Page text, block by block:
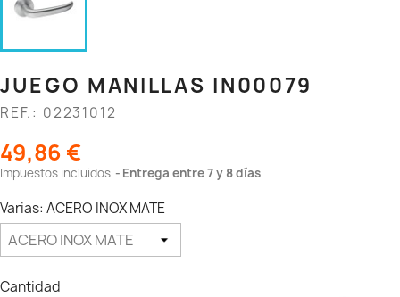
JUEGO MANILLAS IN00079
REF.: 02231012
49,86 €
Impuestos incluidos Entrega entre 7 y 8 días
Varias: ACERO INOX MATE
Cantidad